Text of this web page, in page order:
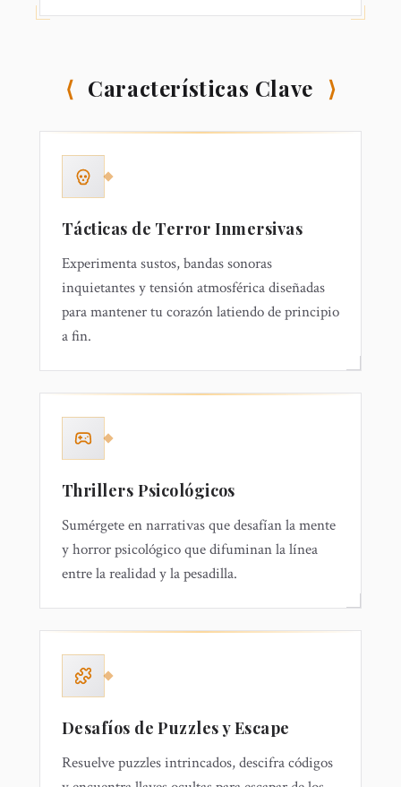
⟨ Características Clave ⟩
Tácticas de Terror Inmersivas
Experimenta sustos, bandas sonoras
inquietantes y tensión atmosférica diseñadas
para mantener tu corazón latiendo de principio
a fin.
Thrillers Psicológicos
Sumérgete en narrativas que desafían la mente
y horror psicológico que difuminan la línea
entre la realidad y la pesadilla.
Desafíos de Puzzles y Escape
Resuelve puzzles intrincados, descifra códigos